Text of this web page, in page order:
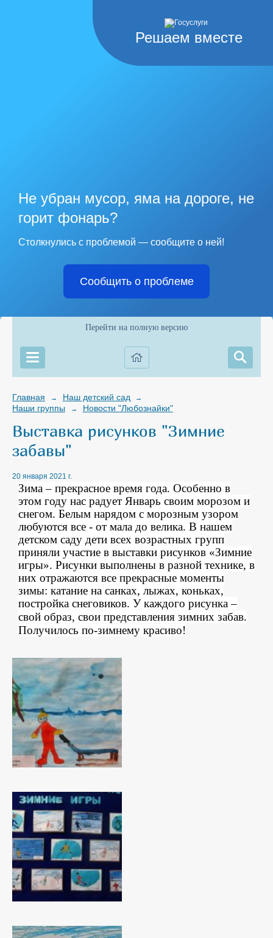
Решаем вместе
Не убран мусор, яма на дороге, не
горит фонарь?
Столкнулись с проблемой — сообщите о ней!
Сообщить о проблеме
Перейти на полную версию
Главная → Наш детский сад →
Наши группы → Новости "Любознайки"
Выставка рисунков "Зимние
забавы"
20 января 2021 г.
Зима – прекрасное время года. Особенно в
этом году нас радует Январь своим морозом и
снегом. Белым нарядом с морозным узором
любуются все - от мала до велика. В нашем
детском саду дети всех возрастных групп
приняли участие в выставки рисунков «Зимние
игры». Рисунки выполнены в разной технике, в
них отражаются все прекрасные моменты
зимы: катание на санках, лыжах, коньках,
постройка снеговиков. У каждого рисунка–
свой образ, свои представления зимних забав.
Получилось по-зимнему красиво!